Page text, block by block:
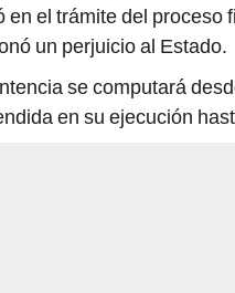
en el trámite del proceso
un perjuicio al Estado.
se computará
en su ejecución